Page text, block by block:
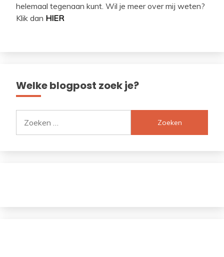
helemaal tegenaan kunt. Wil je meer over mij weten?
Klik dan HIER
Welke blogpost zoek je?
naar: